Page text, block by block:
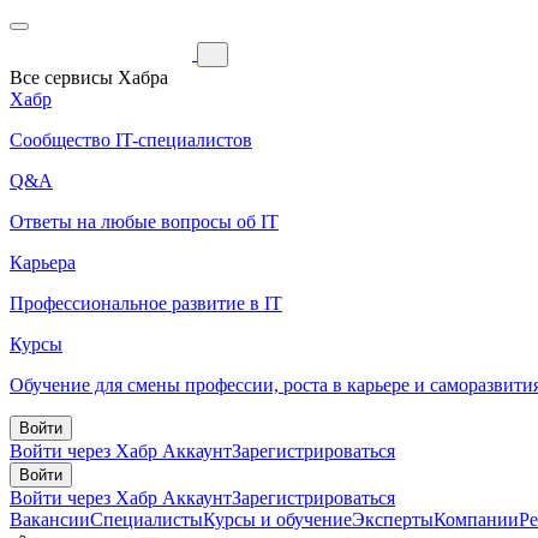
Все сервисы Хабра
Хабр
Сообщество IT-специалистов
Q&A
Ответы на любые вопросы об IT
Карьера
Профессиональное развитие в IT
Курсы
Обучение для смены профессии, роста в карьере и
Войти
Войти через Хабр АккаунтЗарегистрироваться
Войти
Войти через Хабр АккаунтЗарегистрироваться
ВакансииСпециалистыКурсы и обучениеЭкспертыКомпании